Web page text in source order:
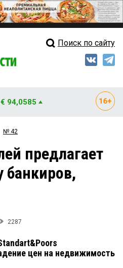
Свежий выпуск
Рейтинги
Блоги
Поиск по сайту
€ 94,0585
№ 42
предлагает
банкиров,
2287
цен на недвижимость